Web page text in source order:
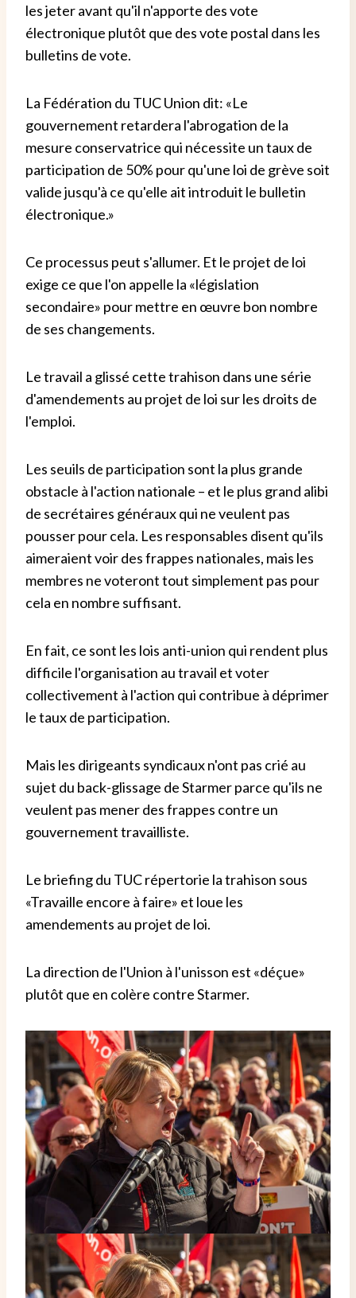
les jeter avant qu'il n'apporte des vote
électronique plutôt que des vote postal dans les
bulletins de vote.
La Fédération du TUC Union dit: «Le
gouvernement retardera l'abrogation de la
mesure conservatrice qui nécessite un taux de
participation de 50% pour qu'une loi de grève soit
valide jusqu'à ce qu'elle ait introduit le bulletin
électronique.»
Ce processus peut s'allumer. Et le projet de loi
exige ce que l'on appelle la «législation
secondaire» pour mettre en œuvre bon nombre
de ses changements.
Le travail a glissé cette trahison dans une série
d'amendements au projet de loi sur les droits de
l'emploi.
Les seuils de participation sont la plus grande
obstacle à l'action nationale – et le plus grand alibi
de secrétaires généraux qui ne veulent pas
pousser pour cela. Les responsables disent qu'ils
aimeraient voir des frappes nationales, mais les
membres ne voteront tout simplement pas pour
cela en nombre suffisant.
En fait, ce sont les lois anti-union qui rendent plus
difficile l'organisation au travail et voter
collectivement à l'action qui contribue à déprimer
le taux de participation.
Mais les dirigeants syndicaux n'ont pas crié au
sujet du back-glissage de Starmer parce qu'ils ne
veulent pas mener des frappes contre un
gouvernement travailliste.
Le briefing du TUC répertorie la trahison sous
«Travaille encore à faire» et loue les
amendements au projet de loi.
La direction de l'Union à l'unisson est «déçue»
plutôt que en colère contre Starmer.